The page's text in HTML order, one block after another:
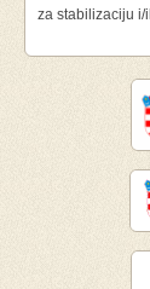
za stabilizaciju